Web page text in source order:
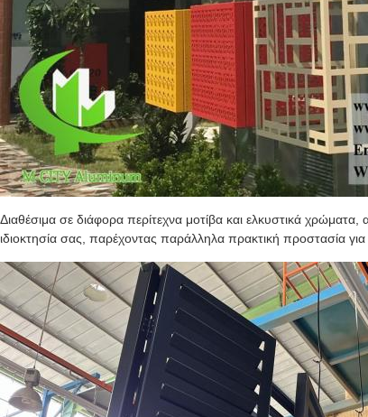
Διαθέσιμα σε διάφορα περίτεχνα μοτίβα και ελκυστικά
ιδιοκτησία σας, παρέχοντας παράλληλα πρακτική προστασία για